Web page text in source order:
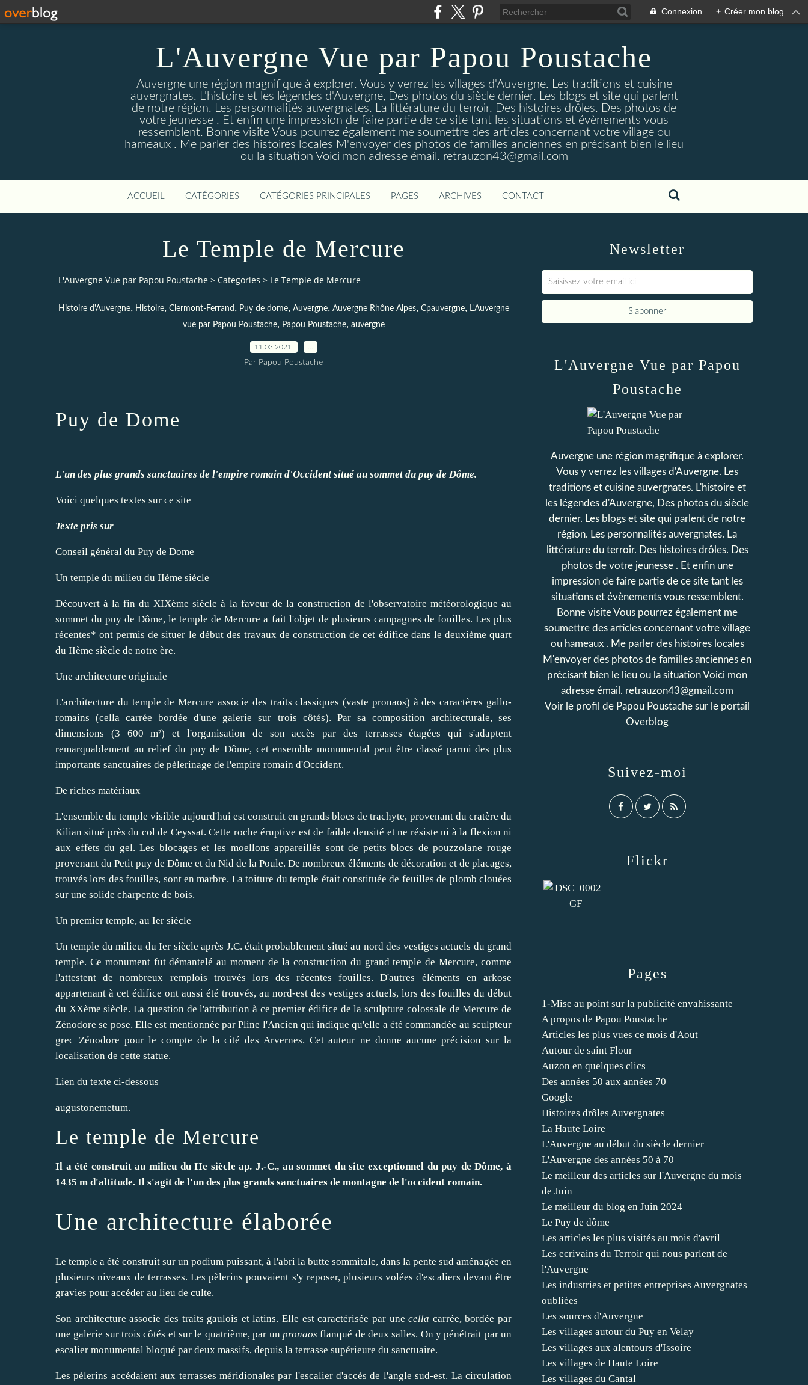
Connexion + Créer mon blog
L'Auvergne Vue par Papou Poustache
Auvergne une région magnifique à explorer. Vous y verrez les villages d'Auvergne. Les traditions et cuisine
auvergnates. L'histoire et les légendes d'Auvergne, Des photos du siècle dernier. Les blogs et site qui parlent
de notre région. Les personnalités auvergnates. La littérature du terroir. Des histoires drôles. Des photos de
votre jeunesse . Et enfin une impression de faire partie de ce site tant les situations et évènements vous
ressemblent. Bonne visite Vous pourrez également me soumettre des articles concernant votre village ou
hameaux . Me parler des histoires locales M'envoyer des photos de familles anciennes en précisant bien le lieu
ou la situation Voici mon adresse émail. retrauzon43@gmail.com
ACCUEIL CATÉGORIES CATÉGORIES PRINCIPALES PAGES ARCHIVES CONTACT
Le Temple de Mercure
L'Auvergne Vue par Papou Poustache > Categories > Le Temple de Mercure
Histoire d'Auvergne, Histoire, Clermont-Ferrand , Puy de dome, Auvergne, Auvergne Rhône Alpes, Cpauvergne, L'Auvergne
vue par Papou Poustache, Papou Poustache, auvergne
11.03.2021
Par Papou Poustache
Puy de Dome
L'un des plus grands sanctuaires de l'empire romain d'Occident situé au sommet du puy de Dôme.
Voici quelques textes sur ce site
Texte pris sur
Conseil général du Puy de Dome
Un temple du milieu du IIème siècle
Découvert à la fin du XIXème siècle à la faveur de la construction de l'observatoire météorologique au
sommet du puy de Dôme, le temple de Mercure a fait l'objet de plusieurs campagnes de fouilles. Les plus
récentes* ont permis de situer le début des travaux de construction de cet édifice dans le deuxième quart
du IIème siècle de notre ère.
Une architecture originale
L'architecture du temple de Mercure associe des traits classiques (vaste pronaos) à des caractères gallo-
romains (cella carrée bordée d'une galerie sur trois côtés). Par sa composition architecturale, ses
dimensions (3 600 m²) et l'organisation de son accès par des terrasses étagées qui s'adaptent
remarquablement au relief du puy de Dôme, cet ensemble monumental peut être classé parmi des plus
importants sanctuaires de pèlerinage de l'empire romain d'Occident.
De riches matériaux
L'ensemble du temple visible aujourd'hui est construit en grands blocs de trachyte, provenant du cratère du
Kilian situé près du col de Ceyssat. Cette roche éruptive est de faible densité et ne résiste ni à la flexion ni
aux effets du gel. Les blocages et les moellons appareillés sont de petits blocs de pouzzolane rouge
provenant du Petit puy de Dôme et du Nid de la Poule. De nombreux éléments de décoration et de placages,
trouvés lors des fouilles, sont en marbre. La toiture du temple était constituée de feuilles de plomb clouées
sur une solide charpente de bois.
Un premier temple, au Ier siècle
Un temple du milieu du Ier siècle après J.C. était probablement situé au nord des vestiges actuels du grand
temple. Ce monument fut démantelé au moment de la construction du grand temple de Mercure, comme
l'attestent de nombreux remplois trouvés lors des récentes fouilles. D'autres éléments en arkose
appartenant à cet édifice ont aussi été trouvés, au nord-est des vestiges actuels, lors des fouilles du début
du XXème siècle. La question de l'attribution à ce premier édifice de la sculpture colossale de Mercure de
Zénodore se pose. Elle est mentionnée par Pline l'Ancien qui indique qu'elle a été commandée au sculpteur
grec Zénodore pour le compte de la cité des Arvernes. Cet auteur ne donne aucune précision sur la
localisation de cette statue.
Lien du texte ci-dessous
augustonemetum.
Le temple de Mercure
Il a été construit au milieu du IIe siècle ap. J.-C., au sommet du site exceptionnel du puy de Dôme, à
1435 m d'altitude. Il s'agit de l'un des plus grands sanctuaires de montagne de l'occident romain.
Une architecture élaborée
Le temple a été construit sur un podium puissant, à l'abri la butte sommitale, dans la pente sud aménagée en
plusieurs niveaux de terrasses. Les pèlerins pouvaient s'y reposer, plusieurs volées d'escaliers devant être
gravies pour accéder au lieu de culte.
Son architecture associe des traits gaulois et latins. Elle est caractérisée par unecella carrée, bordée par
une galerie sur trois côtés et sur le quatrième, par un pronaos flanqué de deux salles. On y pénétrait par un
escalier monumental bloqué par deux massifs, depuis la terrasse supérieure du sanctuaire.
Les pèlerins accédaient aux terrasses méridionales par l'escalier d'accès de l'angle sud-est. La circulation
Newsletter
Pages
1-Mise au point sur la publicité envahissante
A propos de Papou Poustache
Articles les plus vues ce mois d'Aout
Autour de saint Flour
Auzon en quelques clics
Des années 50 aux années 70
Google
Histoires drôles Auvergnates
La Haute Loire
L'Auvergne au début du siècle dernier
L'Auvergne des années 50 à 70
Le meilleur des articles sur l'Auvergne du mois
de Juin
Le meilleur du blog en Juin 2024
Le Puy de dôme
Les articles les plus visités au mois d'avril
Les ecrivains du Terroir qui nous parlent de
l'Auvergne
Les industries et petites entreprises Auvergnates
oublièes
Les sources d'Auvergne
Les villages autour du Puy en Velay
Les villages aux alentours d'Issoire
Les villages de Haute Loire
Les villages du Cantal
L'Auvergne Vue par Papou
Poustache
Auvergne une région magnifique à explorer.
Vous y verrez les villages d'Auvergne. Les
traditions et cuisine auvergnates. L'histoire et
les légendes d'Auvergne, Des photos du siècle
dernier. Les blogs et site qui parlent de notre
région. Les personnalités auvergnates. La
littérature du terroir. Des histoires drôles. Des
photos de votre jeunesse . Et enfin une
impression de faire partie de ce site tant les
situations et évènements vous ressemblent.
Bonne visite Vous pourrez également me
soumettre des articles concernant votre village
ou hameaux . Me parler des histoires locales
M'envoyer des photos de familles anciennes en
précisant bien le lieu ou la situation Voici mon
adresse émail. retrauzon43@gmail.com
Voir le profil de Papou Poustache sur le portail
Overblog
Suivez-moi
Flickr